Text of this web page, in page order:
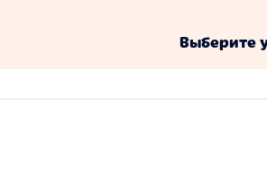
Выберите